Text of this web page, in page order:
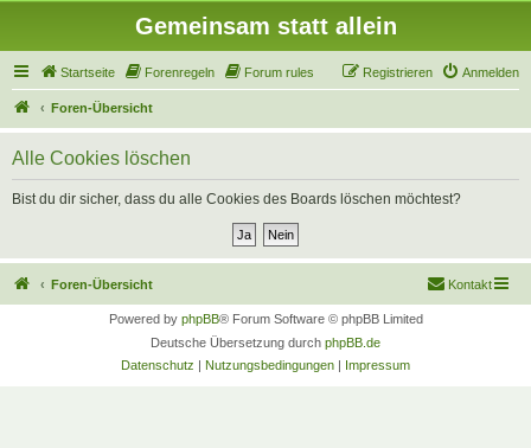
Gemeinsam statt allein
Startseite Forenregeln Forum rules Anmelden
Registrieren
Foren-Übersicht
Alle Cookies löschen
Bist du dir sicher, dass du alle Cookies des Boards löschen möchtest?
Foren-Übersicht Kontakt
Powered by phpBB® Forum Software © phpBB Limited
Deutsche Übersetzung durch phpBB.de
Datenschutz | Nutzungsbedingungen | Impressum